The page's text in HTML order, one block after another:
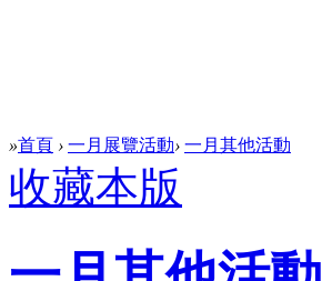
»首頁 › 一月展覽活動› 一月其他活動
收藏本版